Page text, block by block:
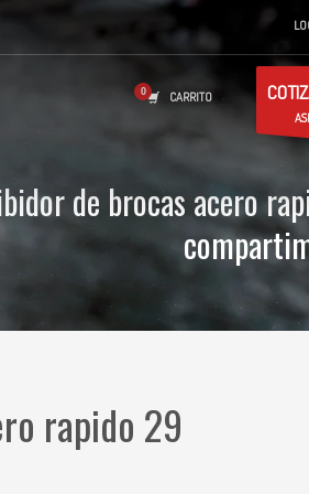
CARRITO
de brocas acero
rapido 29